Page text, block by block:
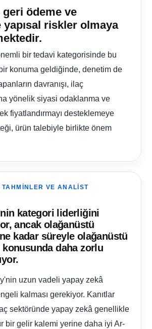
ödeme ve
yapısal riskler olmaya
bir tedavi kategorisinde bu
konuma geldiğinde, denetim de
davranışı, ilaç
yönelik siyasi odaklanma ve
fiyatlandırmayı desteklemeye
ürün talebiyle birlikte önem
VE ANALIST
kategori liderliğini
ancak olağanüstü
kadar süreyle olağanüstü
konusunda daha zorlu
uzun vadeli yapay zekâ
kalması gerekiyor. Kanıtlar
sektöründe yapay zekâ genellikle
bir gelir kalemi yerine daha iyi Ar-